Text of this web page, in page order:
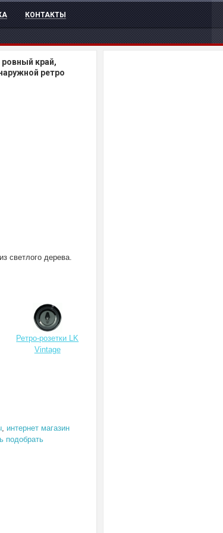
КОНТАКТЫ
ровный край,
ретро
светлого дерева.
Ретро-розетки LK
Vintage
, интернет магазин
подобрать